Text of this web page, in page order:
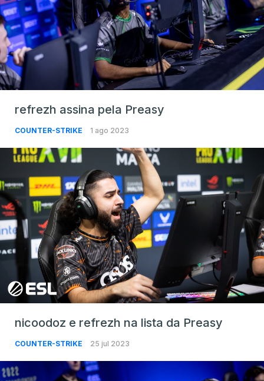
refrezh assina pela Preasy
COUNTER-STRIKE 1 ago 2023
nicoodoz e refrezh na lista da Preasy
COUNTER-STRIKE 25 jul 2023